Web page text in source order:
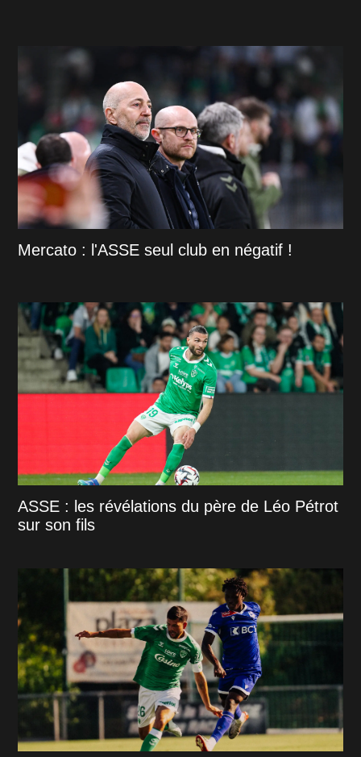
Mercato : l'ASSE seul club en négatif !
ASSE : les révélations du père de Léo Pétrot
sur son fils